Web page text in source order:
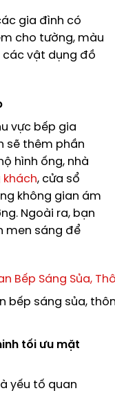
gia đình có
cho tường, màu
các vật dụng đồ
vực bếp gia
sẽ thêm phần
hình ống, nhà
khách, cửa sổ
không gian ám
Ngoài ra, bạn
men sáng để
bếp sáng sủa,
tối ưu mặt
yếu tố quan